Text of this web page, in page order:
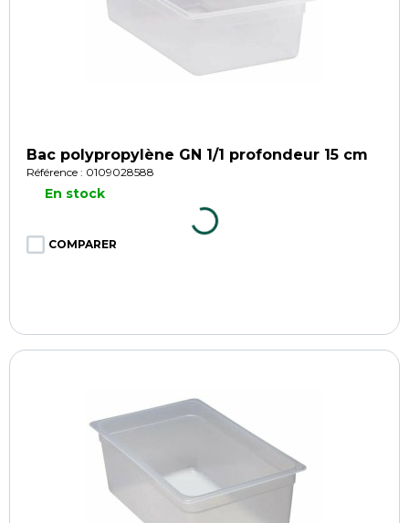
Bac polypropylène GN 1/1 profondeur 15 cm
Référence : 0109028588
En stock
COMPARER